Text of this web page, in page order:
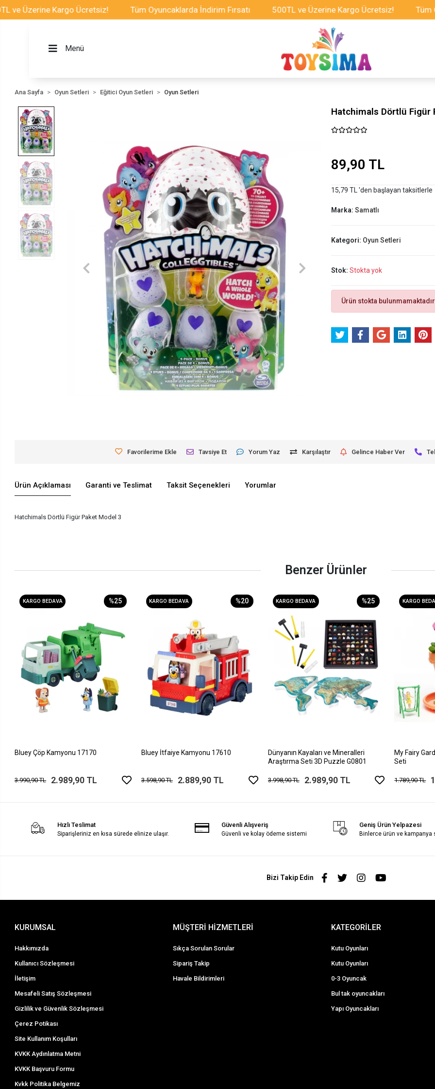
Kargo Ücretsiz! Tüm Oyuncaklarda İndirim Fırsatı 500TL ve Üzerine Kargo Ücretsiz! Tüm
Menü
Ana Sayfa Oyun Setleri Eğitici Oyun Setleri Oyun Setleri
Hatchimals Dörtlü Figür
89,90 TL
15,79 TL 'den başlayan taksitlerle
Marka: Samatlı
Kategori: Oyun Setleri
Stok: Stokta yok
Ürün stokta
Favorilerime Ekle Tavsiye Et Yorum Yaz Karşılaştır Gelince Haber Ver
Ürün Açıklaması Garanti ve Teslimat Taksit Seçenekleri Yorumlar
Hatchimals Dörtlü Figür Paket Model 3
Benzer Ürünler
KARGO BEDAVA %25
Bluey Çöp Kamyonu 17170
3.990,90 TL 2.989,90 TL
KARGO BEDAVA %20
Bluey İtfaiye Kamyonu 17610
3.598,90 TL 2.889,90 TL
KARGO BEDAVA %25
Dünyanın Kayaları ve Mineralleri
Araştırma Seti 3D Puzzle G0801
3.998,90 TL 2.989,90 TL
KARGO
My Fairy
Seti
1.789,90 TL
Hızlı Teslimat
Siparişleriniz en kısa sürede elinize ulaşır.
Güvenli Alışveriş
Güvenli ve kolay ödeme sistemi
Geniş Ürün Yelpazesi
Binlerce ürün ve kampanya
Bizi Takip Edin
KURUMSAL
Hakkımızda
Kullanıcı Sözleşmesi
İletişim
Mesafeli Satış Sözleşmesi
Gizlilik ve Güvenlik Sözleşmesi
Çerez Potikası
Site Kullanım Koşulları
KVKK Aydınlatma Metni
KVKK Başvuru Formu
Kvkk Politika Belgemiz
MÜŞTERİ HİZMETLERİ
Sıkça Sorulan Sorular
Sipariş Takip
Havale Bildirimleri
KATEGORİLER
Kutu Oyunları
Kutu Oyunları
0-3 Oyuncak
Bul tak oyuncakları
Yapı Oyuncakları